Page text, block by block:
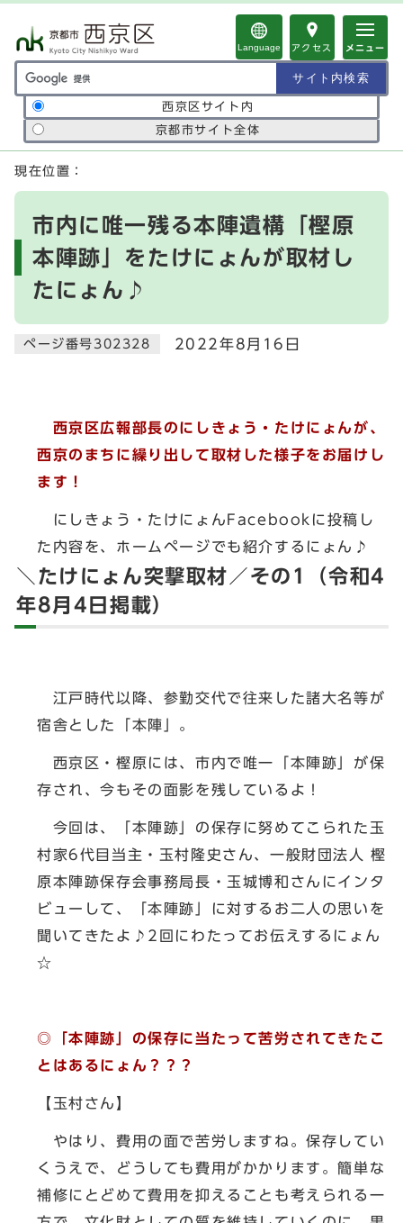
Language アクセス メニュー
サイト内検索の範囲
西京区サイト内
京都市サイト全体
ここから本文です
現在位置：
市内に唯一残る本陣遺構「樫原
本陣跡」をたけにょんが取材し
たにょん♪
ページ番号302328 2022年8月16日
西京区広報部長のにしきょう・たけにょんが、
西京のまちに繰り出して取材した様子をお届けし
ます！
にしきょう・たけにょんFacebookに投稿し
た内容を、ホームページでも紹介するにょん♪
＼たけにょん突撃取材／その1（令和4
年8月4日掲載）
江戸時代以降、参勤交代で往来した諸大名等が
宿舎とした「本陣」。
西京区・樫原には、市内で唯一「本陣跡」が保
存され、今もその面影を残しているよ！
今回は、「本陣跡」の保存に努めてこられた玉
村家6代目当主・玉村隆史さん、一般財団法人 樫
原本陣跡保存会事務局長・玉城博和さんにインタ
ビューして、「本陣跡」に対するお二人の思いを
聞いてきたよ♪2回にわたってお伝えするにょん
☆
◎「本陣跡」の保存に当たって苦労されてきたこ
とはあるにょん？？？
【玉村さん】
やはり、費用の面で苦労しますね。保存してい
くうえで、どうしても費用がかかります。簡単な
補修にとどめて費用を抑えることも考えられる一